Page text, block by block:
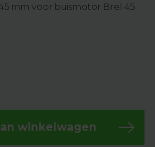
mm voor buismotor Brel 45
winkelwagen